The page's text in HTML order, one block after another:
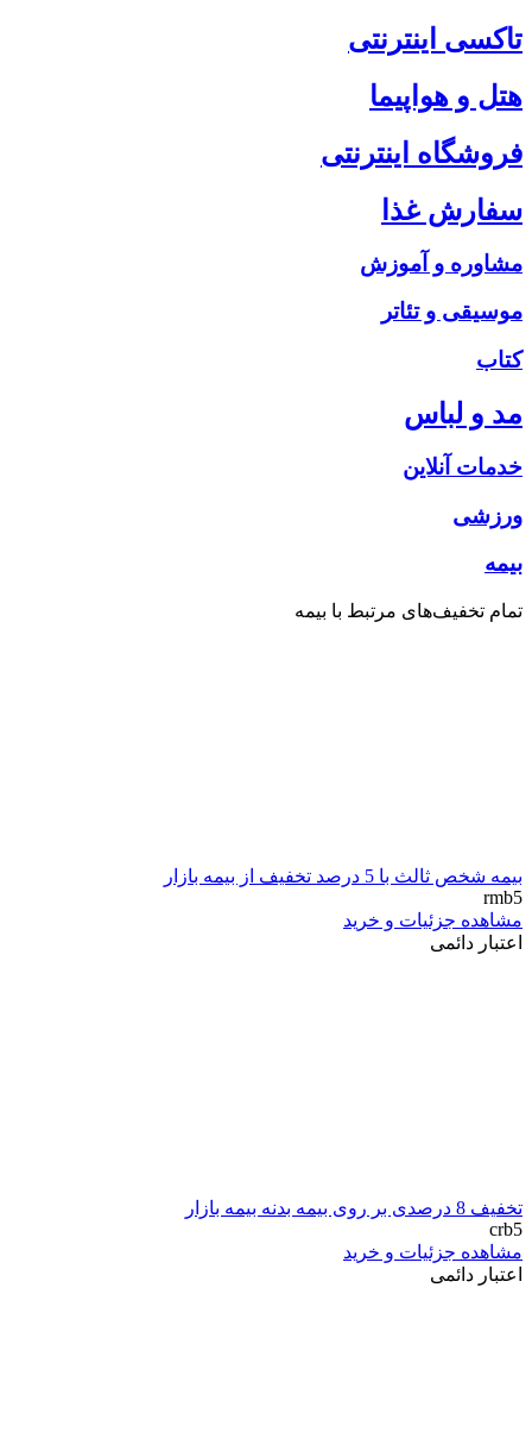
تاکسی اینترنتی
هتل و هواپیما
فروشگاه اینترنتی
سفارش غذا
مشاوره و آموزش
موسیقی و تئاتر
کتاب
مد و لباس
خدمات آنلاین
ورزشی
بیمه
تمام تخفیف‌های مرتبط با بیمه
بیمه شخص ثالث با 5 درصد تخفیف از بیمه بازار
rmb5
مشاهده جزئیات و خرید
اعتبار دائمی
تخفیف 8 درصدی بر روی بیمه بدنه بیمه بازار
crb5
مشاهده جزئیات و خرید
اعتبار دائمی